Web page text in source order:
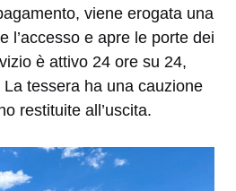
viene erogata una
l’accesso e apre le porte dei
è attivo 24 ore su 24,
tessera ha una cauzione
restituite all’uscita.